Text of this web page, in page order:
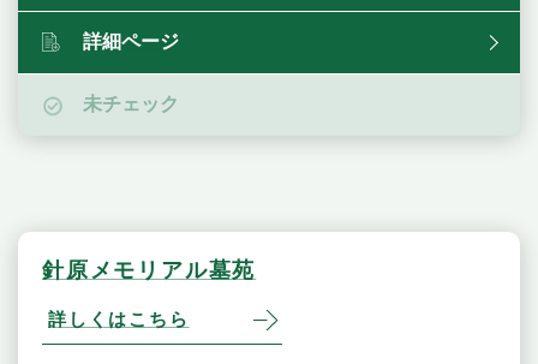
詳細ページ
未チェック
針原メモリアル墓苑
詳しくはこちら